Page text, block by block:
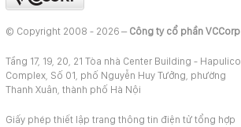
© Copyright 2008 - 2026 – Công ty cổ phần VCCorp
Tầng 17, 19, 20, 21 Tòa nhà Center Building - Hapulico
Complex, Số 01, phố Nguyễn Huy Tưởng, phường
Thanh Xuân, thành phố Hà Nội
Giấy phép thiết lập trang thông tin điện tử tổng hợp